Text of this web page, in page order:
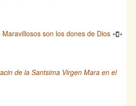
son los dones de Dios
de la Santsima Virgen Mara en el